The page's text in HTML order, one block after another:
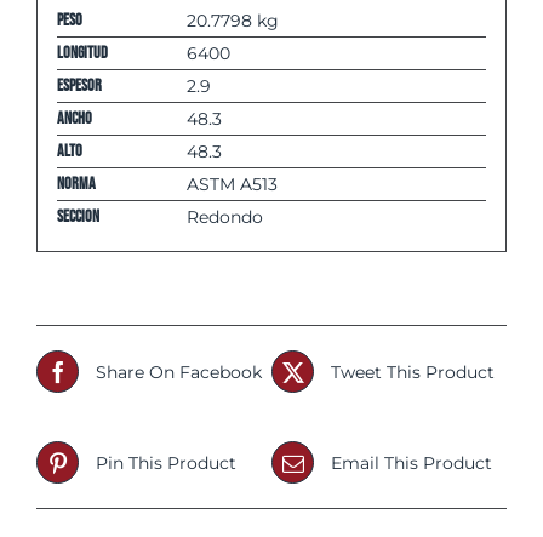
Peso 20.7798 kg
Longitud 6400
espesor 2.9
Ancho 48.3
Alto 48.3
Norma ASTM A513
Seccion Redondo
Share On Facebook Tweet This Product
Pin This Product Email This Product